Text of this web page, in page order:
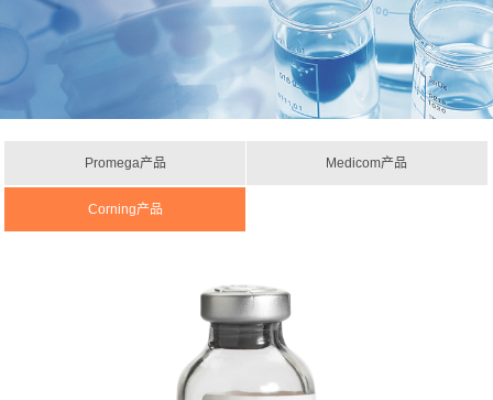
Promega产品 Medicom产品
Corning产品